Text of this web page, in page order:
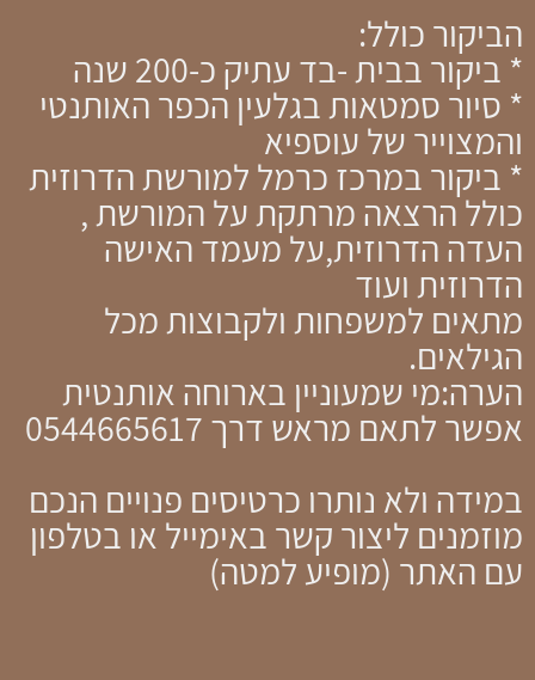
הביקור כולל:
* ביקור בבית -בד עתיק כ-200 שנה
* סיור סמטאות בגלעין הכפר האותנטי
והמצוייר של עוספיא
* ביקור במרכז כרמל למורשת הדרוזית
כולל הרצאה מרתקת על המורשת ,
העדה הדרוזית,על מעמד האישה
הדרוזית ועוד
מתאים למשפחות ולקבוצות מכל
הגילאים.
הערה:מי שמעוניין בארוחה אותנטית
אפשר לתאם מראש דרך 0544665617
במידה ולא נותרו כרטיסים פנויים הנכם
מוזמנים ליצור קשר באימייל או בטלפון
עם האתר (מופיע למטה)